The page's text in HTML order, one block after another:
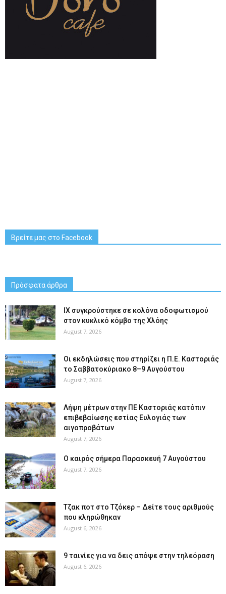
Βρείτε μας στο Facebook
Πρόσφατα άρθρα
ΙΧ συγκρούστηκε σε κολόνα οδοφωτισμού
στον κυκλικό κόμβο της Χλόης
August 7, 2026
Οι εκδηλώσεις που στηρίζει η Π.Ε. Καστοριάς
το Σαββατοκύριακο 8–9 Αυγούστου
August 7, 2026
Λήψη μέτρων στην ΠΕ Καστοριάς κατόπιν
επιβεβαίωσης εστίας Ευλογιάς των
αιγοπροβάτων
August 7, 2026
Ο καιρός σήμερα Παρασκευή 7 Αυγούστου
August 7, 2026
Tζακ ποτ στο Τζόκερ – Δείτε τους αριθμούς
που κληρώθηκαν
August 6, 2026
9 ταινίες για να δεις απόψε στην τηλεόραση
August 6, 2026